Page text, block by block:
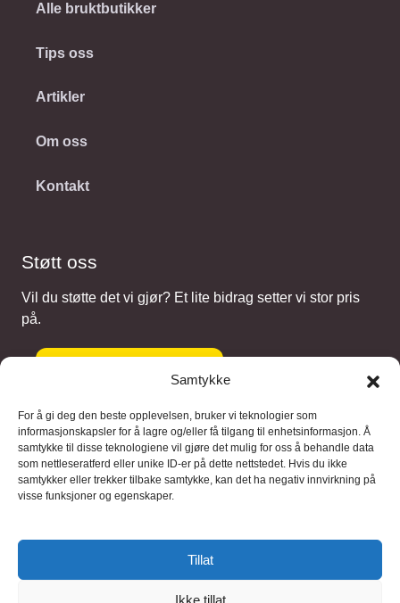
Samtykke
For å gi deg den beste opplevelsen, bruker vi teknologier som
informasjonskapsler for å lagre og/eller få tilgang til enhetsinformasjon. Å
samtykke til disse teknologiene vil gjøre det mulig for oss å behandle data
som nettleseratferd eller unike ID-er på dette nettstedet. Hvis du ikke
samtykker eller trekker tilbake samtykke, kan det ha negativ innvirkning på
visse funksjoner og egenskaper.
Tillat
Ikke tillat
Alle bruktbutikker
Tips oss
Artikler
Om oss
Kontakt
Støtt oss
Vil du støtte det vi gjør? Et lite bidrag setter vi stor pris
på.
Gi et bidrag
Samarbeidspartnere
Blaaregn – digitale tjenester